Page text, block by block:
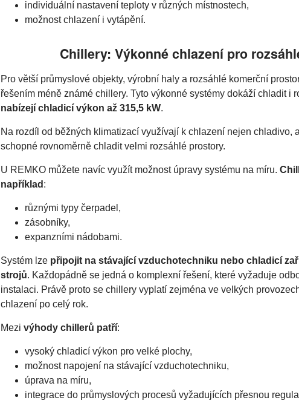
individuální nastavení teploty v různých místnostech,
možnost chlazení i vytápění.
Chillery: Výkonné chlazení pro
Pro větší průmyslové objekty, výrobní haly a rozsáhlé komerční
řešením méně známé chillery. Tyto výkonné systémy dokáží chladit i
nabízejí chladicí výkon až 315,5 kW.
Na rozdíl od běžných klimatizací využívají k chlazení nejen chladivo,
schopné rovnoměrně chladit velmi rozsáhlé prostory.
U REMKO můžete navíc využít možnost úpravy systému na míru.
například :
různými typy čerpadel,
zásobníky,
expanzními nádobami.
Systém lze připojit na stávající vzduchotechniku nebo chladicí
strojů. Každopádně se jedná o komplexní řešení, které vyžaduje
instalaci. Právě proto se chillery vyplatí zejména ve velkých
chlazení po celý rok.
Mezi výhody chillerů patří:
vysoký chladicí výkon pro velké plochy,
možnost napojení na stávající vzduchotechniku,
úprava na míru,
integrace do průmyslových procesů vyžadujících přesnou